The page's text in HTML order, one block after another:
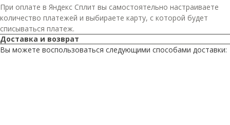
При оплате в Яндекс Сплит вы самостоятельно настраиваете
количество платежей и выбираете карту, с которой будет
списываться платеж.
Доставка и возврат
Вы можете воспользоваться следующими способами доставки: